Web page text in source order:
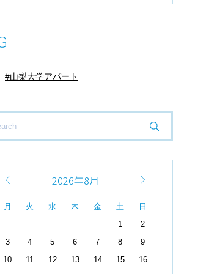
山梨大学アパート
2026年8月
月 火 水 木 金 土
日
1
2
3
4 5 6 7 8
9
10
11 12 13 14 15
16